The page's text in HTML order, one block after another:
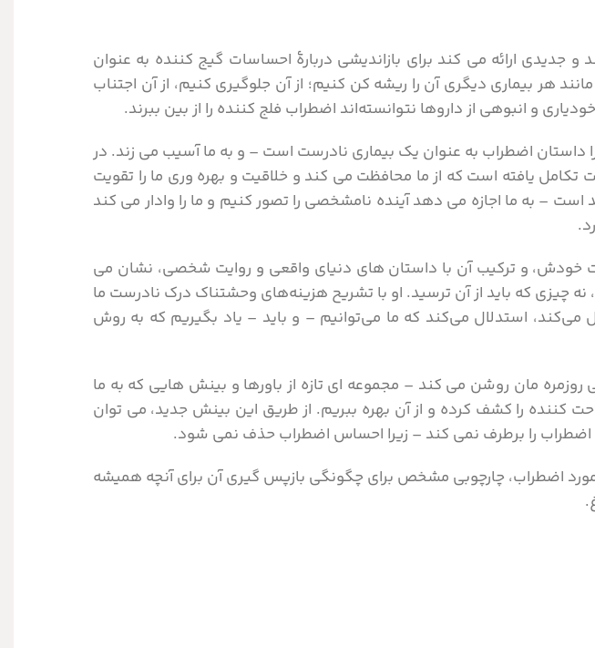
ارائه می کند برای بازاندیشی دربارۀ احساسات گیج کننده به عنوان
هر بیماری دیگری آن را ریشه کن کنیم؛ از آن جلوگیری کنیم، از آن اجتناب
و انبوهی از داروها نتوانسته‌اند اضطراب فلج کننده را از بین ببرند.
داستان اضطراب به عنوان یک بیماری نادرست است – و به ما آسیب می زند. در
یافته است که از ما محافظت می کند و خلاقیت و بهره وری ما را تقویت
– به ما اجازه می دهد آینده نامشخصی را تصور کنیم و ما را وادار می کند
خودش، و ترکیب آن با داستان های دنیای واقعی و روایت شخصی، نشان می
نه چیزی که باید از آن ترسید. او با تشریح هزینه‌های وحشتناک درک نادرست ما
می‌کند، استدلال می‌کند که ما می‌توانیم – و باید – یاد بگیریم که به روش
روزمره مان روشن می کند – مجموعه ای تازه از باورها و بینش هایی که به ما
کننده را کشف کرده و از آن بهره ببریم. از طریق این بینش جدید، می توان
اضطراب را برطرف نمی کند – زیرا احساس اضطراب حذف نمی شود.
اضطراب، چارچوبی مشخص برای چگونگی بازپس گیری آن برای آنچه همیشه